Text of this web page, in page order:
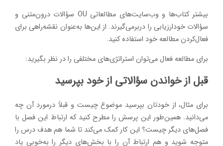
بیشتر کتاب‌ها و وب‌سایت‌های مطالعاتی OU سؤالات درون‌متنی و
سؤالات خودارزیابی را دربرمی‌گیرند. از این‌ها به‌عنوان نقشه‌راهی برای
فعال‌کردن مطالعه خود استفاده کنید.
برای مطالعه فعال می‌توان استراتژی‌های مختلفی را در نظر بگیرید:
قبل از خواندن سؤالاتی از خود بپرسید
برای مثال، از خودتان بپرسید موضوع چیست و قبلاً درمورد آن چه
می‌دانید. همین‌طور این پرسش را مطرح کنید که ارتباط این فصل با
فصل‌های دیگر چیست؟ این کار کمک می‌کند تا شما هم هدف درس را
متوجه شوید و هم ارتباط آن را با بخش‌های دیگر را به‌خوبی یاد